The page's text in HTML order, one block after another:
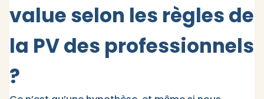
value selon les règles de
la PV des professionnels
?